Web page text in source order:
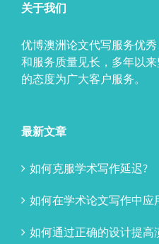
关于我们
优博澳洲论文代写服务优
和服务质量见长，多年以
的态度为广大客户服务。
最新文章
如何克服学术写作延迟?
如何在学术论文写作中应
如何通过正确的设计提高